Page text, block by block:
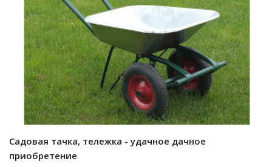
Садовая тачка, тележка - удачное дачное
приобретение